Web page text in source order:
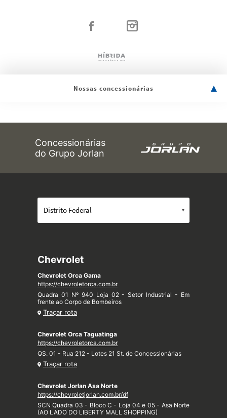
Nossas concessionárias
Concessionárias
do Grupo Jorlan
Chevrolet
Chevrolet Orca Gama
https://chevroletorca.com.br
Quadra 01 Nº 940 Loja 02 - Setor Industrial - Em
frente ao Corpo de Bombeiros
Traçar rota
Chevrolet Orca Taguatinga
https://chevroletorca.com.br
QS. 01 - Rua 212 - Lotes 21 St. de Concessionárias
Traçar rota
Chevrolet Jorlan Asa Norte
https://chevroletjorlan.com.br/df
SCN Quadra 03 - Bloco C - Loja 04 e 05 - Asa Norte
(AO LADO DO LIBERTY MALL SHOPPING)